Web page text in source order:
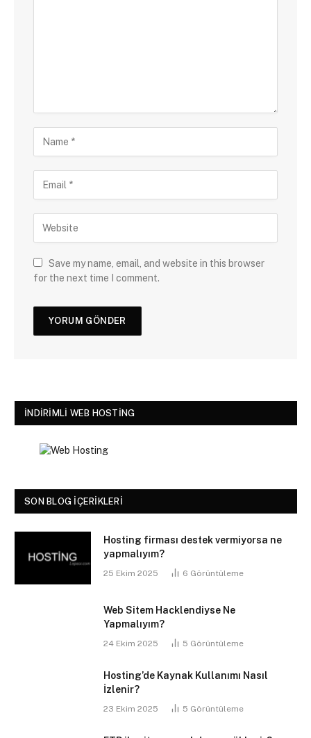
Save my name, email, and website in this browser
for the next time I comment.
İNDIRIMLI WEB HOSTING
SON BLOG İÇERIKLERI
Hosting firması destek vermiyorsa ne
yapmalıyım?
25 Ekim 2025 6 Görüntüleme
Web Sitem Hacklendiyse Ne
Yapmalıyım?
24 Ekim 2025 5 Görüntüleme
Hosting’de Kaynak Kullanımı Nasıl
İzlenir?
23 Ekim 2025 5 Görüntüleme